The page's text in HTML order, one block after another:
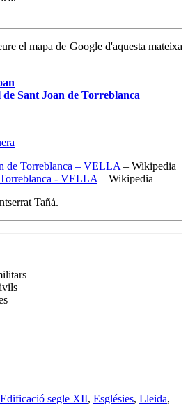
el mapa de Google d'aquesta mateixa
Sant Joan de Torreblanca
de Torreblanca – VELLA – Wikipedia
- VELLA – Wikipedia
Tañá.
Edificació segle XII, Esglésies, Lleida,